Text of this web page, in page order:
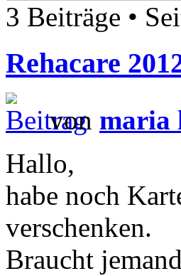
3 Beiträge •
Rehacare
von maria
Hallo,
habe noch
verschenken.
Braucht